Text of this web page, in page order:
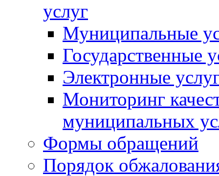
услуг
Муниципальные
Государственные
Электронные
Мониторинг
муниципальных
Формы обращений
Порядок